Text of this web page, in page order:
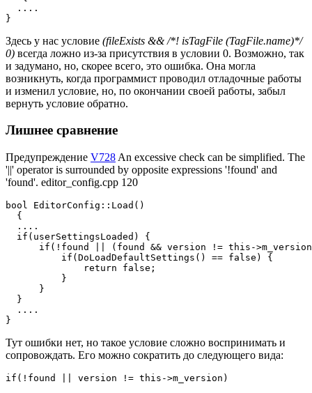
  ....
}
Здесь у нас условие (fileExists && /*! isTagFile (TagFile.name)*/
0) всегда ложно из-за присутствия в условии 0. Возможно, так
и задумано, но, скорее всего, это ошибка. Она могла
возникнуть, когда программист проводил отладочные работы
и изменил условие, но, по окончании своей работы, забыл
вернуть условие обратно.
Лишнее сравнение
Предупреждение V728 An excessive check can be simplified. The
'||' operator is surrounded by opposite expressions '!found' and
'found'. editor_config.cpp 120
bool EditorConfig::Load()
  {
  ....
  if(userSettingsLoaded) {
if(!found || (found && version != this-
          if(DoLoadDefaultSettings() == false) {
              return false;
          }
      }
  }
  ....
}
Тут ошибки нет, но такое условие сложно воспринимать и
сопровождать. Его можно сократить до следующего вида:
if(!found || version != this->m_version)